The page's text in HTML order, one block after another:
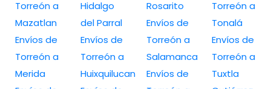
Torreón a
Mazatlan
Envíos de
Torreón a
Merida
Hidalgo
del Parral
Envíos de
Torreón a
Huixquilucan
Rosarito
Envíos de
Torreón a
Salamanca
Envíos de
Torreón a
Tonalá
Envíos de
Torreón a
Tuxtla